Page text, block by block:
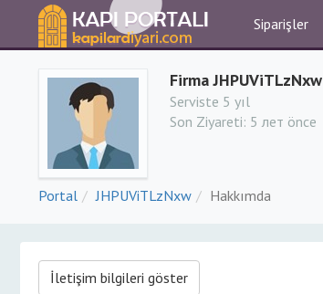
Siparişler
Firma JHPUViTLzNxw
Serviste 5 yıl
Son Ziyareti: 5 лет önce
Portal JHPUViTLzNxw Hakkımda
İletişim bilgileri göster